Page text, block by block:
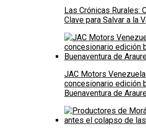
Las Crónicas Rurales:
Clave para Salvar a la
JAC Motors
concesionario edición
Buenaventura de